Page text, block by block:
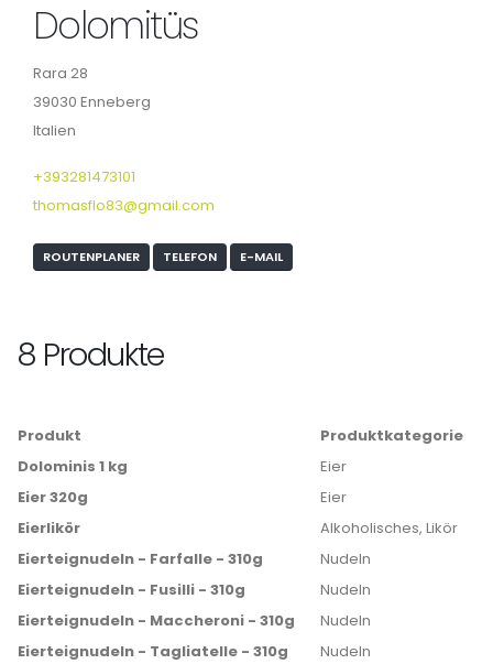
Dolomitüs
Rara 28
39030 Enneberg
Italien
+393281473101
thomasflo83@gmail.com
ROUTENPLANER TELEFON E-MAIL
8 Produkte
Produkt
Produktkategorie
Dolominis 1 kg
Eier
Eier 320g
Eier
Eierlikör
Alkoholisches, Likör
Eierteignudeln - Farfalle - 310g
Nudeln
Eierteignudeln - Fusilli - 310g
Nudeln
Eierteignudeln - Maccheroni - 310g
Nudeln
Eierteignudeln - Tagliatelle - 310g
Nudeln